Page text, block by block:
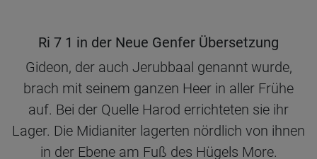
Ri 7 1 in der Neue Genfer Übersetzung
Gideon, der auch Jerubbaal genannt wurde,
brach mit seinem ganzen Heer in aller Frühe
auf. Bei der Quelle Harod errichteten sie ihr
Lager. Die Midianiter lagerten nördlich von ihnen
in der Ebene am Fuß des Hügels More.